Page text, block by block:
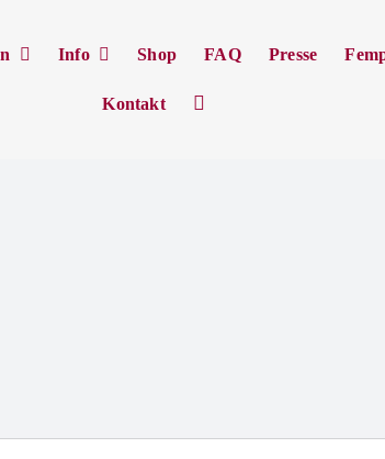
Info Shop FAQ Presse
Kontakt